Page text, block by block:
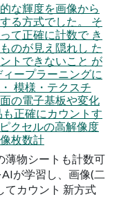
な輝度を画像から
る方式でした。 そ
て正確に計数で き
のが見え隠れし た
トできないこと が
ープラーニングに
模様・テクスチ
の電子基板や変化
正確にカウントす
クセルの高解像度
枚数計
薄物シートも計数可
が学習し、画像(二
てカウント 新方式